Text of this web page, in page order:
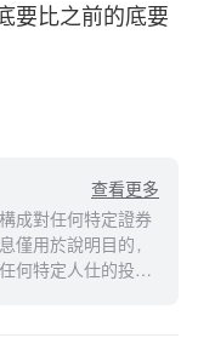
要比之前的底要
查看更多
成對任何特定證券
僅用於說明目的，
何特定人仕的投資